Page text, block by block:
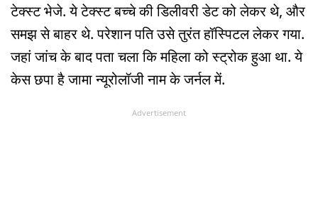
टेक्स्ट भेजे. ये टेक्स्ट बच्चे की डिलीवरी डेट को लेकर थे, और
समझ से बाहर थे. परेशान पति उसे तुरंत हॉस्पिटल लेकर गया.
जहां जांच के बाद पता चला कि महिला को स्ट्रोक हुआ था. ये
केस छपा है जामा न्यूरोलॉजी नाम के जर्नल में.
Advertisement